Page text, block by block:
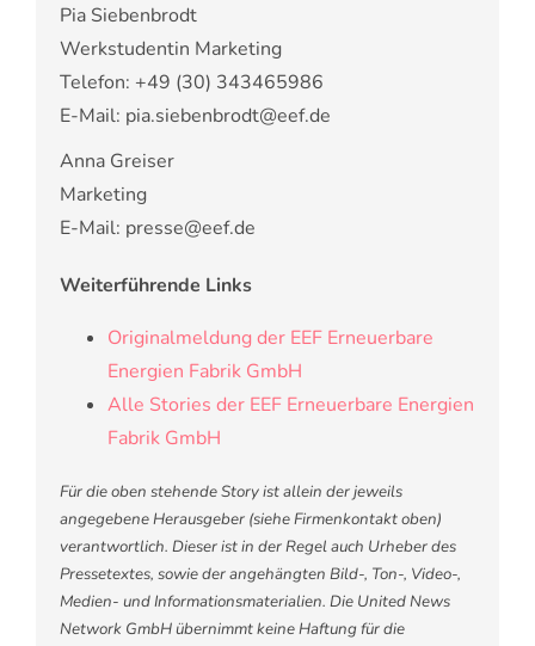
Pia Siebenbrodt
Werkstudentin Marketing
Telefon: +49 (30) 343465986
E-Mail: pia.siebenbrodt@eef.de
Anna Greiser
Marketing
E-Mail: presse@eef.de
Weiterführende Links
Originalmeldung der EEF Erneuerbare
Energien Fabrik GmbH
Alle Stories der EEF Erneuerbare Energien
Fabrik GmbH
Für die oben stehende Story ist allein der jeweils
angegebene Herausgeber (siehe Firmenkontakt oben)
verantwortlich. Dieser ist in der Regel auch Urheber des
Pressetextes, sowie der angehängten Bild-, Ton-, Video-,
Medien- und Informationsmaterialien. Die United News
Network GmbH übernimmt keine Haftung für die